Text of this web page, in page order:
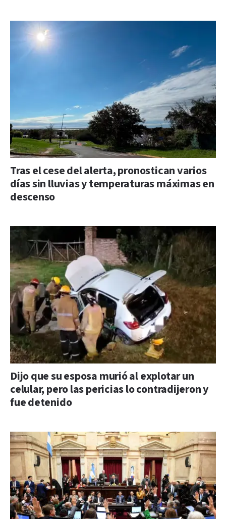
Tras el cese del alerta, pronostican varios
días sin lluvias y temperaturas máximas en
descenso
Dijo que su esposa murió al explotar un
celular, pero las pericias lo contradijeron y
fue detenido